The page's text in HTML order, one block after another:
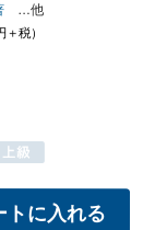
…他
＋税）